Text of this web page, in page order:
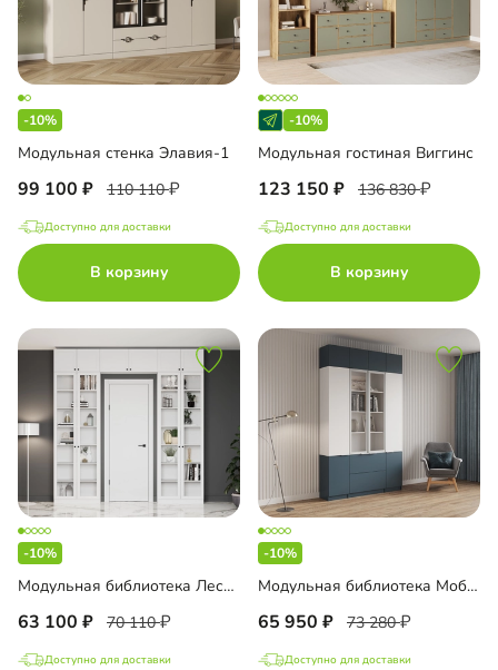
-10%
Модульная стенка Элавия-1
99 100 110 110
Доступно для доставки
В корзину
-10%
Модульная гостиная Виггинс
123 150 136 830
Доступно для доставки
В корзину
-10%
Модульная библиотека Лестер-11
63 100 70 110
Доступно для доставки
-10%
Модульная библиотека Моби-7
65 950 73 280
Доступно для доставки